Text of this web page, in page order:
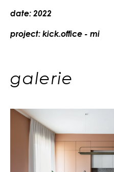
date: 2022
project: kick.office - mi
galerie